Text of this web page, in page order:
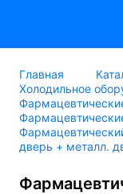
Главная
Холодильное
дверь + металл.